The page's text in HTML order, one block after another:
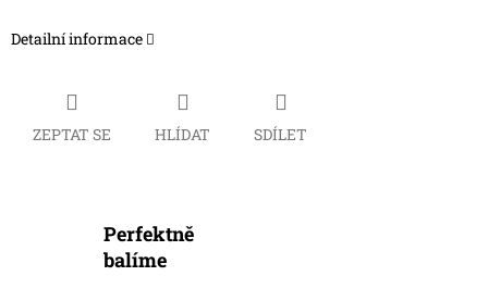
Detailní informace
ZEPTAT SE HLÍDAT SDÍLET
Perfektně
balíme